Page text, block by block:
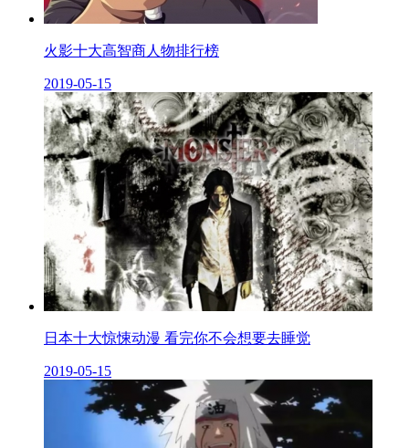
火影十大高智商人物排行榜
2019-05-15
日本十大惊悚动漫 看完你不会想要去睡觉
2019-05-15